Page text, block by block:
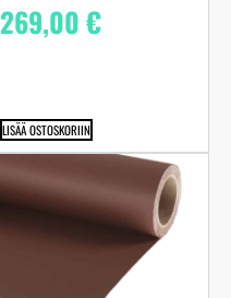
269,00€
LISÄÄ OSTOSKORIIN